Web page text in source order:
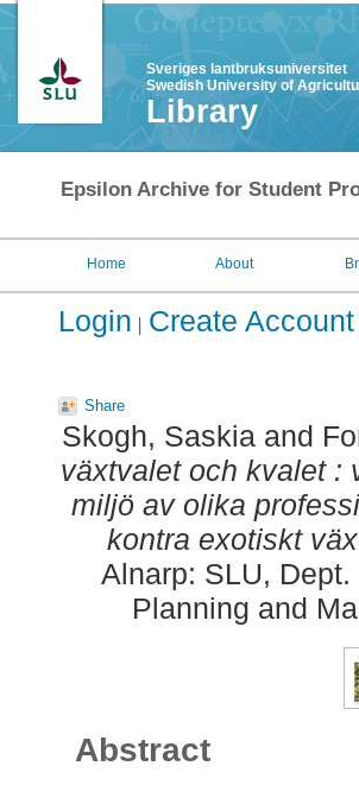
Sveriges lantbruksuniversitet
Swedish University of
Library
Epsilon Archive for Student
Home About
Login Create Account
Share
Skogh, Saskiaand
växtvalet och kvalet :
miljö av olika
kontra exotiskt
Alnarp: SLU,
Planning and
Abstract